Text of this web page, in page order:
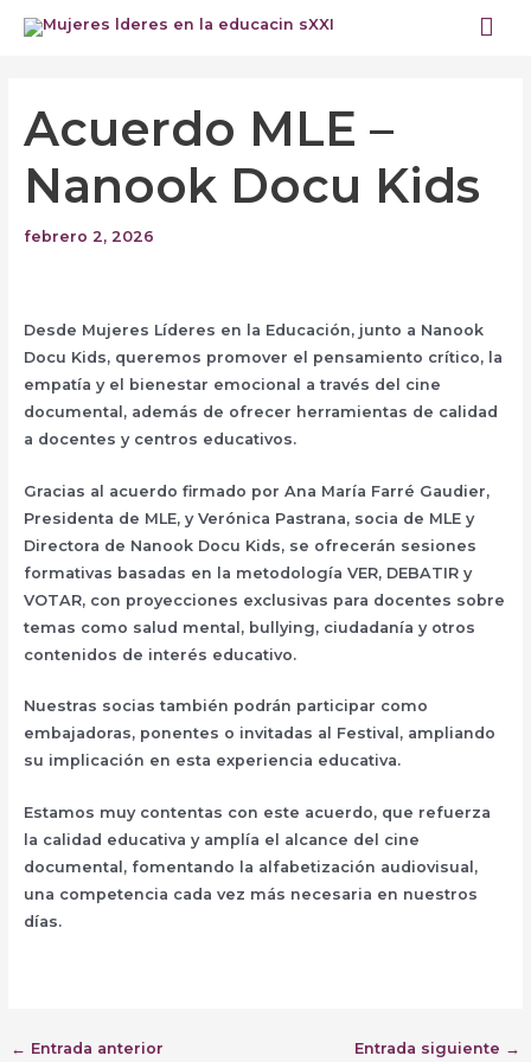
Acuerdo MLE –
Nanook Docu Kids
febrero 2, 2026
Desde Mujeres Líderes en la Educación, junto a Nanook
Docu Kids, queremos promover el pensamiento crítico, la
empatía y el bienestar emocional a través del cine
documental, además de ofrecer herramientas de calidad
a docentes y centros educativos.
Gracias al acuerdo firmado por Ana María Farré Gaudier,
Presidenta de MLE, y Verónica Pastrana, socia de MLE y
Directora de Nanook Docu Kids, se ofrecerán sesiones
formativas basadas en la metodología VER, DEBATIR y
VOTAR, con proyecciones exclusivas para docentes sobre
temas como salud mental, bullying, ciudadanía y otros
contenidos de interés educativo.
Nuestras socias también podrán participar como
embajadoras, ponentes o invitadas al Festival, ampliando
su implicación en esta experiencia educativa.
Estamos muy contentas con este acuerdo, que refuerza
la calidad educativa y amplía el alcance del cine
documental, fomentando la alfabetización audiovisual,
una competencia cada vez más necesaria en nuestros
días.
entradas
← Entrada anterior Entrada siguiente →